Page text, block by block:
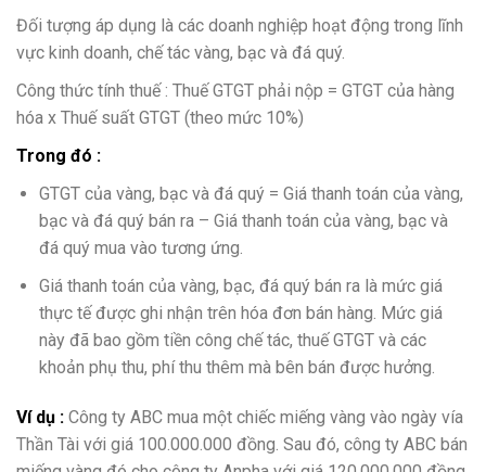
Đối tượng áp dụng là các doanh nghiệp hoạt động trong lĩnh
vực kinh doanh, chế tác vàng, bạc và đá quý.
Công thức tính thuế : Thuế GTGT phải nộp = GTGT của hàng
hóa x Thuế suất GTGT (theo mức 10%)
Trong đó :
GTGT của vàng, bạc và đá quý = Giá thanh toán của vàng,
bạc và đá quý bán ra – Giá thanh toán của vàng, bạc và
đá quý mua vào tương ứng.
Giá thanh toán của vàng, bạc, đá quý bán ra là mức giá
thực tế được ghi nhận trên hóa đơn bán hàng. Mức giá
này đã bao gồm tiền công chế tác, thuế GTGT và các
khoản phụ thu, phí thu thêm mà bên bán được hưởng.
Ví dụ : Công ty ABC mua một chiếc miếng vàng vào ngày vía
Thần Tài với giá 100.000.000 đồng. Sau đó, công ty ABC bán